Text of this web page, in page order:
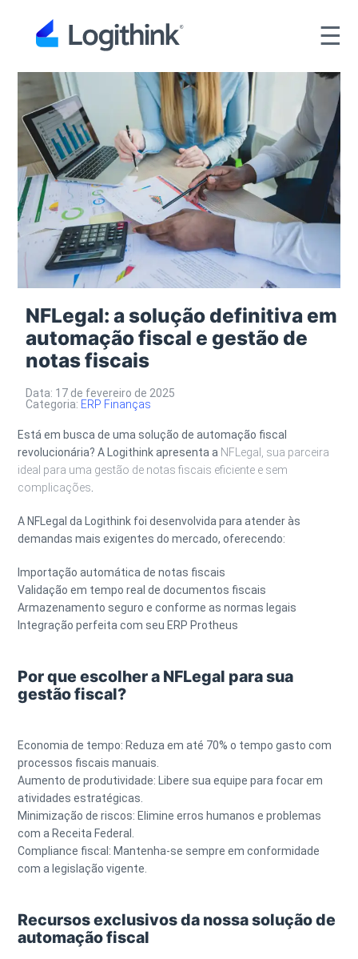
☰
NFLegal: a solução definitiva em
automação fiscal e gestão de
notas fiscais
Data: 17 de fevereiro de 2025
Categoria: ERP Finanças
Está em busca de uma solução de automação fiscal
revolucionária? A Logithink apresenta a NFLegal, sua parceira
ideal para uma gestão de notas fiscais eficiente e sem
complicações
A NFLegal da Logithink foi desenvolvida para atender às
demandas mais exigentes do mercado, oferecendo:
Importação automática de notas fiscais
Validação em tempo real de documentos fiscais
Armazenamento seguro e conforme as normas legais
Integração perfeita com seu ERP Protheus
Por que escolher a NFLegal para sua
gestão fiscal?
Economia de tempo: Reduza em até 70% o tempo gasto com
processos fiscais manuais.
Aumento de produtividade: Libere sua equipe para focar em
atividades estratégicas.
Minimização de riscos: Elimine erros humanos e problemas
com a Receita Federal.
Compliance fiscal: Mantenha-se sempre em conformidade
com a legislação vigente.
Recursos exclusivos da nossa solução de
automação fiscal